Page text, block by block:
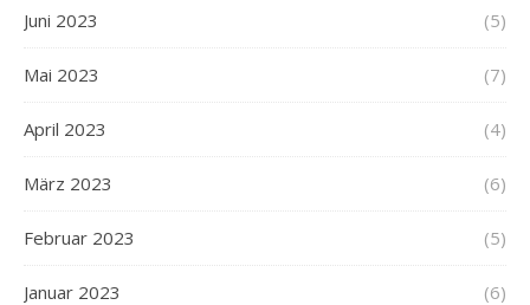
Juni 2023 (5)
Mai 2023 (7)
April 2023 (4)
März 2023 (6)
Februar 2023 (5)
Januar 2023 (6)